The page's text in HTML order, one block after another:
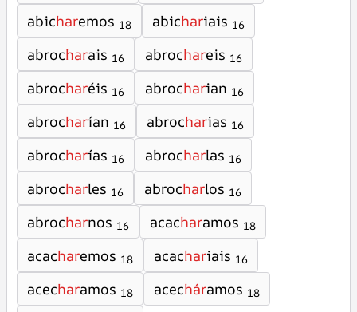
abicharemos 18 abichariais 16
abrocharais 16 abrochareis 16
abrocharéis 16 abrocharian 16
abrocharían 16 abrocharias 16
abrocharías 16 abrocharlas 16
abrocharles 16 abrocharlos 16
abrocharnos 16 acacharamos 18
acacharemos 18 acachariais 16
acecharamos 18 acecháramos 18